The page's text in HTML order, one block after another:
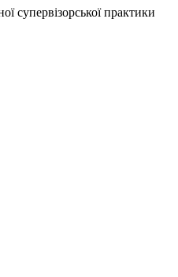
супервізорської практики